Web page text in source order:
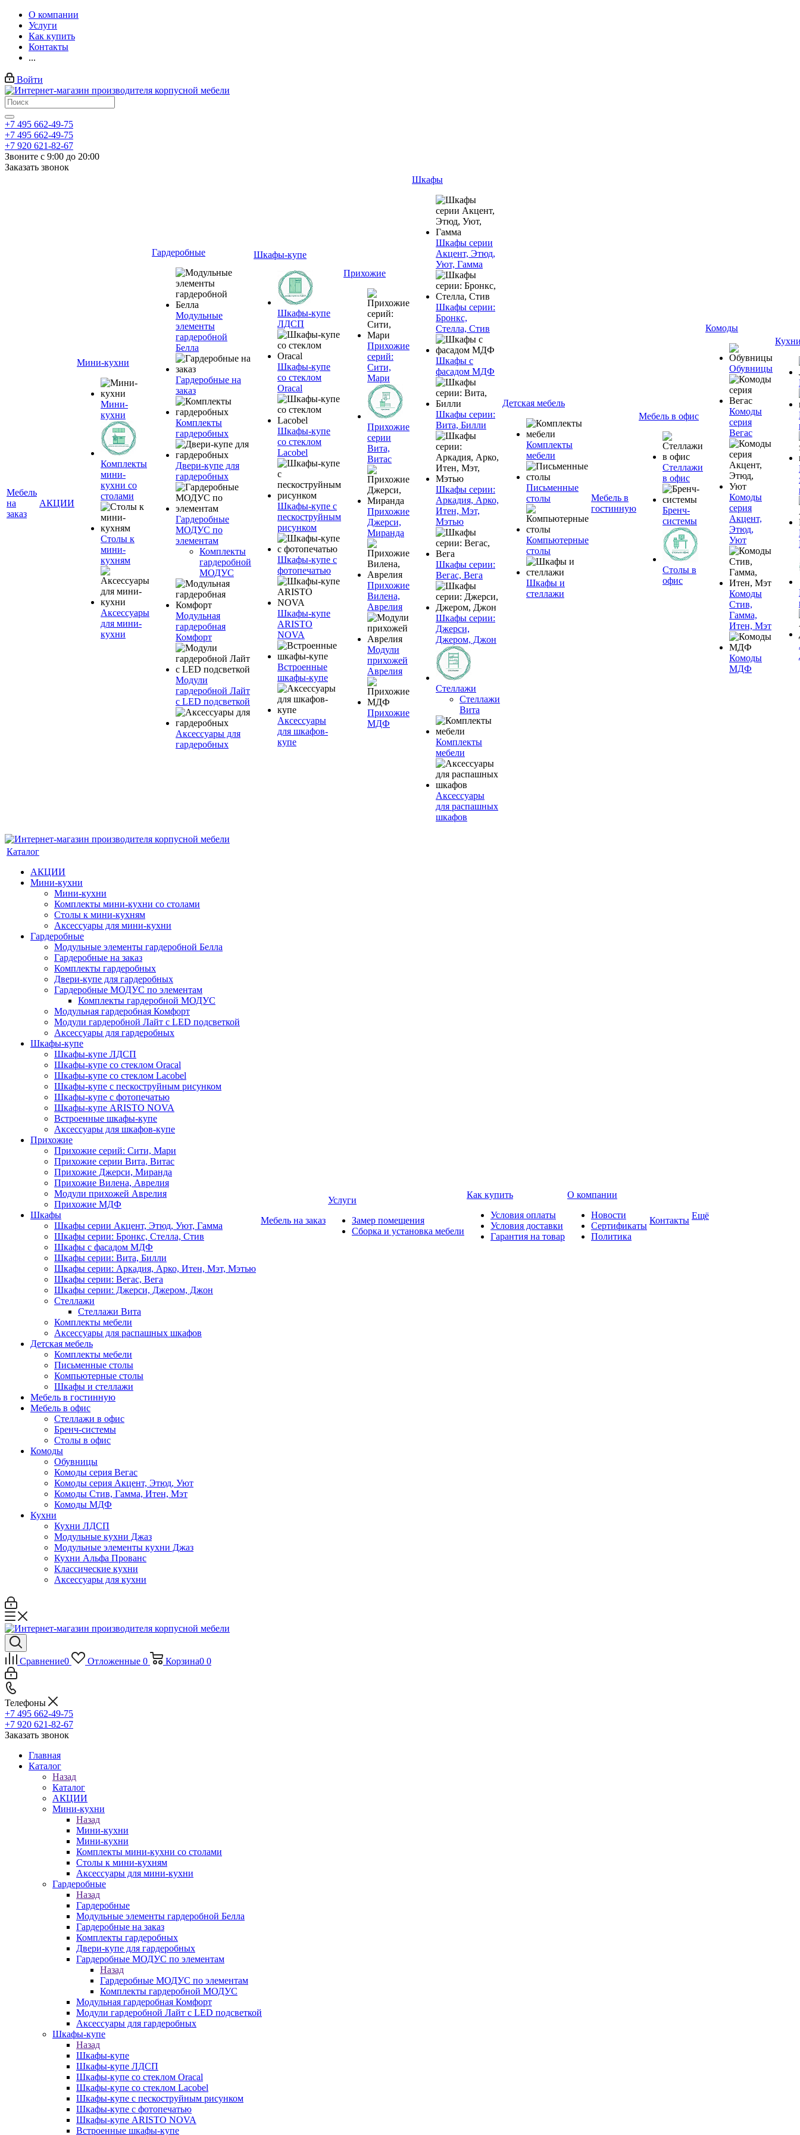
О компании
Услуги
Как купить
Контакты
...
Войти
+7 495 662-49-75
+7 495 662-49-75
+7 920 621-82-67
Звоните с 9:00 до 20:00
Заказать звонок
Мебель
на
заказ
АКЦИИ
Мини-кухни
Мини-
кухни
Комплекты
мини-
кухни со
столами
Столы к
мини-
кухням
Аксессуары
для мини-
кухни
Гардеробные
Модульные
элементы
гардеробной
Белла
Гардеробные на
заказ
Комплекты
гардеробных
Двери-купе для
гардеробных
Гардеробные
МОДУС по
элементам
Комплекты
гардеробной
МОДУС
Модульная
гардеробная
Комфорт
Модули
гардеробной Лайт
с LED подсветкой
Аксессуары для
гардеробных
Шкафы-купе
Шкафы-купе
ЛДСП
Шкафы-купе
со стеклом
Oracal
Шкафы-купе
со стеклом
Lacobel
Шкафы-купе с
пескоструйным
рисунком
Шкафы-купе с
фотопечатью
Шкафы-купе
ARISTO
NOVA
Встроенные
шкафы-купе
Аксессуары
для шкафов-
купе
Прихожие
Прихожие
серий:
Сити,
Мари
Прихожие
серии
Вита,
Витас
Прихожие
Джерси,
Миранда
Прихожие
Вилена,
Аврелия
Модули
прихожей
Аврелия
Прихожие
МДФ
Шкафы
Шкафы серии
Акцент, Этюд,
Уют, Гамма
Шкафы серии:
Бронкс,
Стелла, Стив
Шкафы с
фасадом МДФ
Шкафы серии:
Вита, Билли
Шкафы серии:
Аркадия, Арко,
Итен, Мэт,
Мэтью
Шкафы серии:
Вегас, Вега
Шкафы серии:
Джерси,
Джером, Джон
Стеллажи
Стеллажи
Вита
Комплекты
мебели
Аксессуары
для распашных
шкафов
Детская мебель
Комплекты
мебели
Письменные
столы
Компьютерные
столы
Шкафы и
стеллажи
Мебель в
гостинную
Мебель в офис
Стеллажи
в офис
Бренч-
системы
Столы в
офис
Комоды
Обувницы
Комоды
серия
Вегас
Комоды
серия
Акцент,
Этюд,
Уют
Комоды
Стив,
Гамма,
Итен, Мэт
Комоды
МДФ
Каталог
АКЦИИ
Мини-кухни
Мини-кухни
Комплекты мини-кухни со столами
Столы к мини-кухням
Аксессуары для мини-кухни
Гардеробные
Модульные элементы гардеробной Белла
Гардеробные на заказ
Комплекты гардеробных
Двери-купе для гардеробных
Гардеробные МОДУС по элементам
Комплекты гардеробной МОДУС
Модульная гардеробная Комфорт
Модули гардеробной Лайт с LED подсветкой
Аксессуары для гардеробных
Шкафы-купе
Шкафы-купе ЛДСП
Шкафы-купе со стеклом Oracal
Шкафы-купе со стеклом Lacobel
Шкафы-купе с пескоструйным рисунком
Шкафы-купе с фотопечатью
Шкафы-купе ARISTO NOVA
Встроенные шкафы-купе
Аксессуары для шкафов-купе
Прихожие
Прихожие серий: Сити, Мари
Прихожие серии Вита, Витас
Прихожие Джерси, Миранда
Прихожие Вилена, Аврелия
Модули прихожей Аврелия
Прихожие МДФ
Шкафы
Шкафы серии Акцент, Этюд, Уют, Гамма
Шкафы серии: Бронкс, Стелла, Стив
Шкафы с фасадом МДФ
Шкафы серии: Вита, Билли
Шкафы серии: Аркадия, Арко, Итен, Мэт, Мэтью
Шкафы серии: Вегас, Вега
Шкафы серии: Джерси, Джером, Джон
Стеллажи
Стеллажи Вита
Комплекты мебели
Аксессуары для распашных шкафов
Детская мебель
Комплекты мебели
Письменные столы
Компьютерные столы
Шкафы и стеллажи
Мебель в гостинную
Мебель в офис
Стеллажи в офис
Бренч-системы
Столы в офис
Комоды
Обувницы
Комоды серия Вегас
Комоды серия Акцент, Этюд, Уют
Комоды Стив, Гамма, Итен, Мэт
Комоды МДФ
Кухни
Кухни ЛДСП
Модульные кухни Джаз
Модульные элементы кухни Джаз
Кухни Альфа Прованс
Классические кухни
Аксессуары для кухни
Мебель на заказ
Услуги
Замер помещения
Сборка и установка мебели
Как купить
Условия оплаты
Условия доставки
Гарантия на товар
О компании
Новости
Сертификаты
Политика
Контакты Ещё
Сравнение0 Отложенные 0 Корзина0 0
Телефоны
+7 495 662-49-75
+7 920 621-82-67
Заказать звонок
Главная
Каталог
Назад
Каталог
АКЦИИ
Мини-кухни
Назад
Мини-кухни
Мини-кухни
Комплекты мини-кухни со столами
Столы к мини-кухням
Аксессуары для мини-кухни
Гардеробные
Назад
Гардеробные
Модульные элементы гардеробной Белла
Гардеробные на заказ
Комплекты гардеробных
Двери-купе для гардеробных
Гардеробные МОДУС по элементам
Назад
Гардеробные МОДУС по элементам
Комплекты гардеробной МОДУС
Модульная гардеробная Комфорт
Модули гардеробной Лайт с LED подсветкой
Аксессуары для гардеробных
Шкафы-купе
Назад
Шкафы-купе
Шкафы-купе ЛДСП
Шкафы-купе со стеклом Oracal
Шкафы-купе со стеклом Lacobel
Шкафы-купе с пескоструйным рисунком
Шкафы-купе с фотопечатью
Шкафы-купе ARISTO NOVA
Встроенные шкафы-купе